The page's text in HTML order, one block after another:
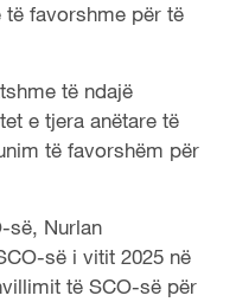
të favorshme për të
të ndajë
e tjera anëtare të
të favorshëm për
së, Nurlan
së i vitit 2025 në
të SCO-së për